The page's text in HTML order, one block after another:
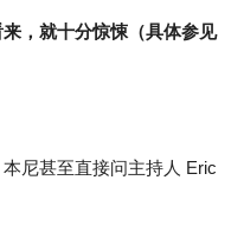
，就十分惊悚（具体参见
尼甚至直接问主持人 Eric